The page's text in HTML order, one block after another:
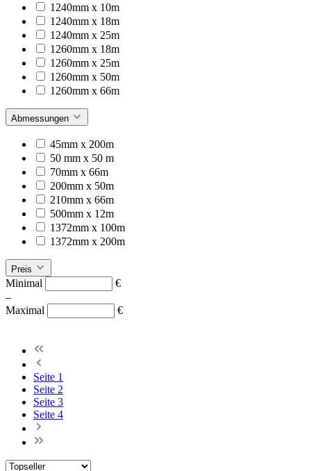
1240mm x 10m
1240mm x 18m
1240mm x 25m
1260mm x 18m
1260mm x 25m
1260mm x 50m
1260mm x 66m
Abmessungen
45mm x 200m
50 mm x 50 m
70mm x 66m
200mm x 50m
210mm x 66m
500mm x 12m
1372mm x 100m
1372mm x 200m
Preis
Minimal
€
–
Maximal
€
Seite 1
Seite 2
Seite 3
Seite 4